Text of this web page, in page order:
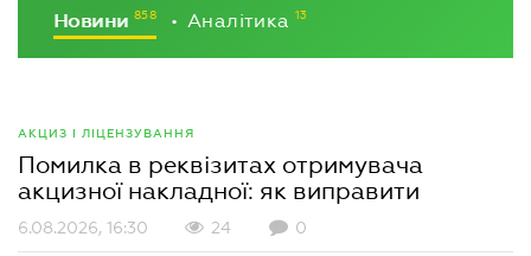
Новини • Аналітика
АКЦИЗ І ЛІЦЕНЗУВАННЯ
Помилка в реквізитах отримувача
акцизної накладної: як виправити
6.08.2026, 16:30 24 0